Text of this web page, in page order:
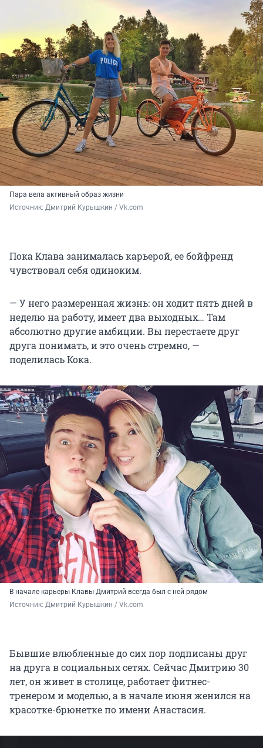
Пара вела активный образ жизни
Источник: Дмитрий Курышкин / Vk.com
Пока Клава занималась карьерой, ее бойфренд
чувствовал себя одиноким.
— У него размеренная жизнь: он ходит пять дней в
неделю на работу, имеет два выходных… Там
абсолютно другие амбиции. Вы перестаете друг
друга понимать, и это очень стремно, —
поделилась Кока.
В начале карьеры Клавы Дмитрий всегда был с ней рядом
Источник: Дмитрий Курышкин / Vk.com
Бывшие влюбленные до сих пор подписаны друг
на друга в социальных сетях. Сейчас Дмитрию 30
лет, он живет в столице, работает фитнес-
тренером и моделью, а в начале июня женился на
красотке-брюнетке по имени Анастасия.